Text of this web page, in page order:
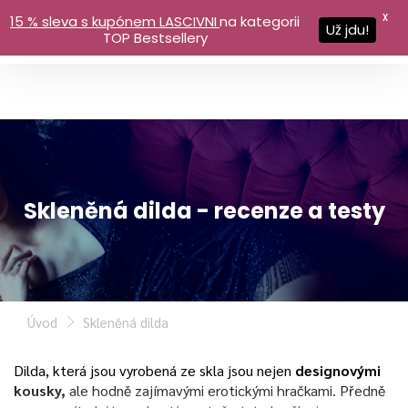
Skleněná dilda - recenze a testy
Úvod Skleněná dilda
Dilda, která jsou vyrobená ze skla jsou nejen designovými
kousky, ale hodně zajímavými erotickými hračkami. Předně
15 % sleva s kupónem LASCIVNIna kategorii
TOP Bestsellery
Už jdu!
X